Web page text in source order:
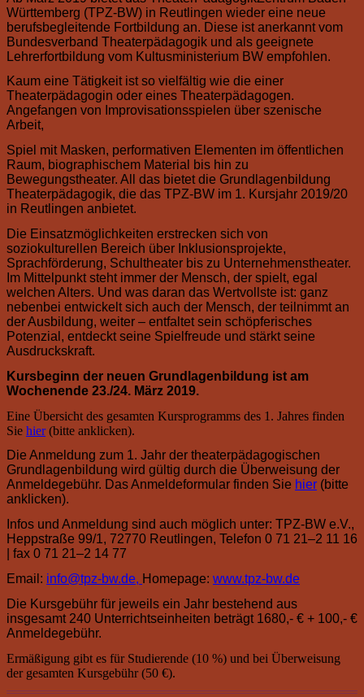
Württemberg (TPZ-BW) in Reutlingen wieder eine neue
berufsbegleitende Fortbildung an. Diese ist anerkannt vom
Bundesverband Theaterpädagogik und als geeignete
Lehrerfortbildung vom Kultusministerium BW empfohlen.
Kaum eine Tätigkeit ist so vielfältig wie die einer
Theaterpädagogin oder eines Theaterpädagogen.
Angefangen von Improvisationsspielen über szenische
Arbeit,
Spiel mit Masken, performativen Elementen im öffentlichen
Raum, biographischem Material bis hin zu
Bewegungstheater. All das bietet die Grundlagenbildung
Theaterpädagogik, die das TPZ-BW im 1. Kursjahr 2019/20
in Reutlingen anbietet.
Die Einsatzmöglichkeiten erstrecken sich von
soziokulturellen Bereich über Inklusionsprojekte,
Sprachförderung, Schultheater bis zu Unternehmenstheater.
Im Mittelpunkt steht immer der Mensch, der spielt, egal
welchen Alters. Und was daran das Wertvollste ist: ganz
nebenbei entwickelt sich auch der Mensch, der teilnimmt an
der Ausbildung, weiter – entfaltet sein schöpferisches
Potenzial, entdeckt seine Spielfreude und stärkt seine
Ausdruckskraft.
Kursbeginn der neuen Grundlagenbildung ist am
Wochenende 23./24. März 2019.
Eine Übersicht des gesamten Kursprogramms des 1. Jahres finden
Sie hier(bitte anklicken).
Die Anmeldung zum 1. Jahr der theaterpädagogischen
Grundlagenbildung wird gültig durch die Überweisung der
Anmeldegebühr. Das Anmeldeformular finden Sie hier (bitte
anklicken).
Infos und Anmeldung sind auch möglich unter: TPZ-BW e.V.,
Heppstraße 99/1, 72770 Reutlingen, Telefon 0 71 21–2 11 16
| fax 0 71 21–2 14 77
Email: info@tpz-bw.de, Homepage: www.tpz-bw.de
Die Kursgebühr für jeweils ein Jahr bestehend aus
insgesamt 240 Unterrichtseinheiten beträgt 1680,- € + 100,- €
Anmeldegebühr.
Ermäßigung gibt es für Studierende (10 %) und bei Überweisung
der gesamten Kursgebühr (50 €).